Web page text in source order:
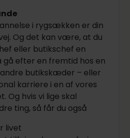
i rygsækken er din
Og det kan være, at du
eller butikschef en
gå efter en fremtid hos en
andre butikskæder – eller
karriere i en af vores
Og hvis vi lige skal
ting, så får du også
livet